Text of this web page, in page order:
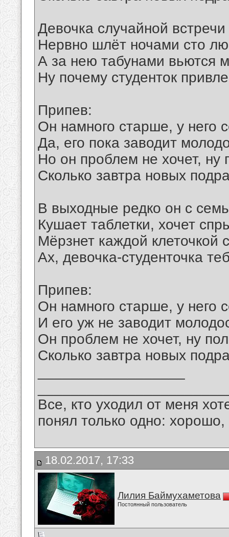
Девочка случайной
Нервно шлёт ночами сто
А за нею табунами вьются
Ну почему студенток
Припев:
Он намного старше, у него
Да, его пока заводит
Но он проблем не хочет, ну
Сколько завтра новых
В выходные редко он с
Кушает таблетки, хочет
Мёрзнет каждой клеточкой
Ах, девочка-студенточка
Припев:
Он намного старше, у него
И его уж не заводит
Он проблем не хочет, ну
Сколько завтра новых
Все, кто уходил от меня
понял только одно:
18.02.2017, 17:33
Лилия Баймухаметова
Постоянный пользователь